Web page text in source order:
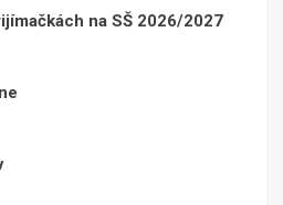
na SŠ 2026/2027